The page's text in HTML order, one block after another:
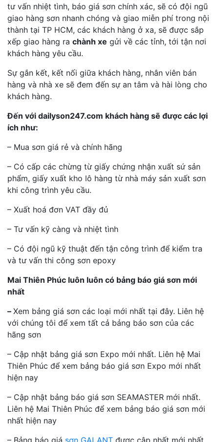
tư vấn nhiệt tình, báo giá sơn chính xác, sẽ có đội ngũ
giao hàng sơn nhanh chóng và giao miễn phí trong nội
thành tại TP HCM, các khách hàng ở xa, sẽ được sắp
xếp giao hàng ra chành xe gửi về các tỉnh, tới tận nơi
khách hàng yêu cầu.
Sự gắn kết, kết nối giữa khách hàng, nhân viên bán
hàng và nhà xe sẽ đem đến sự an tâm và hài lòng cho
khách hàng.
Đến với dailyson247.com khách hàng sẽ được các lợi
ích như:
– Mua sơn giá rẻ và chính hãng
– Có cấp các chừng từ giấy chứng nhận xuất sứ sản
phẩm, giấy xuất kho lô hàng từ nhà máy sản xuất sơn
khi công trình yêu cầu.
– Xuất hoá đơn VAT đầy đủ
– Tư vấn kỹ càng và nhiệt tình
– Có đội ngũ kỹ thuật đến tận công trình để kiểm tra
và tư vấn thi công sơn epoxy
Mai Thiên Phúc luôn luôn có bảng báo giá sơn mới
nhất
– Xem bảng giá sơn các loại mới nhất tại đây. Liên hệ
với chúng tôi để xem tất cả bảng báo sơn của các
hãng sơn
– Cập nhật bảng giá sơn Expo mới nhất. Liên hệ Mai
Thiên Phúc để xem bảng báo giá sơn Expo mới nhất
hiện nay
– Cập nhật bảng báo giá sơn SEAMASTER mới nhất.
Liên hệ Mai Thiên Phúc để xem bảng báo giá sơn mới
nhất hiện nay
– Bảng báo giá sơn GALANT được cập nhất mới nhất